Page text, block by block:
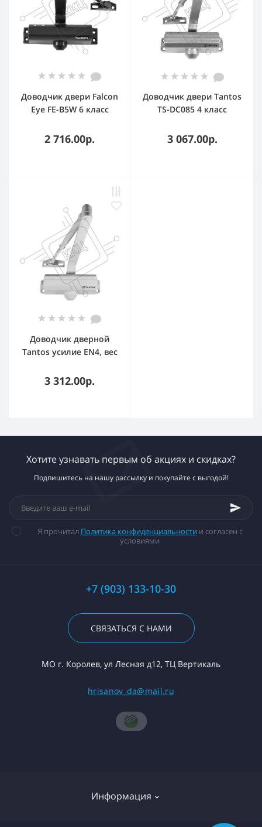
Доводчик двери Falcon
Eye FE-B5W 6 класс
2 716.00р.
Доводчик двери Tantos
TS-DC085 4 класс
3 067.00р.
Доводчик дверной
Tantos усилие EN4, вес
регулировки
3 312.00р.
Хотите узнавать первым об акциях и скидках?
Подпишитесь на нашу рассылку и покупайте с выгодой!
Я прочитал Политика конфиденциальности и согласен с
условиями
+7 (903) 133-10-30
СВЯЗАТЬСЯ С НАМИ
МО г. Королев, ул Лесная д12, ТЦ Вертикаль
hrisanov_da@mail.ru
Информация